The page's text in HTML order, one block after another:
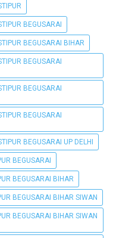
BEGUSARAI
BEGUSARAI BIHAR
BEGUSARAI
BEGUSARAI
BEGUSARAI
BEGUSARAI UP DELHI
BEGUSARAI
BEGUSARAI BIHAR
BEGUSARAI BIHAR SIWAN
BEGUSARAI BIHAR SIWAN